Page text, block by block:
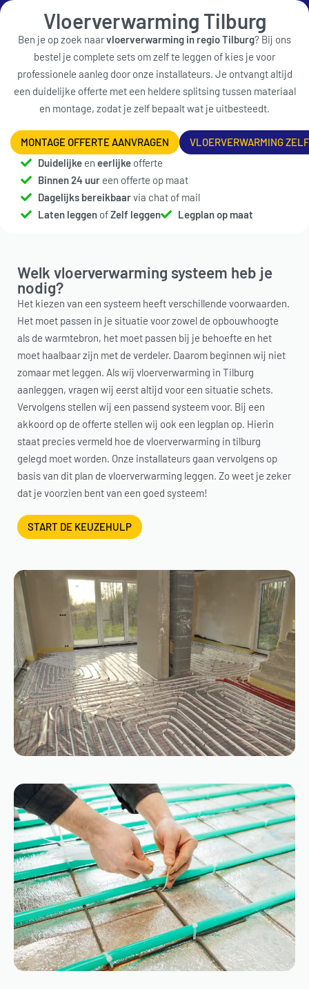
Vloerverwarming Tilburg
Ben je op zoek naarvloerverwarming in regio Tilburg? Bij ons
bestel je complete sets om zelf te leggen of kies je voor
professionele aanleg door onze installateurs. Je ontvangt altijd
een duidelijke offerte met een heldere splitsing tussen materiaal
en montage, zodat je zelf bepaalt wat je uitbesteedt.
MONTAGE OFFERTE AANVRAGEN
VLOERVERWARMING
Duidelijke en eerlijke offerte
Binnen 24 uur een offerte op maat
Dagelijks bereikbaarvia chat of mail
Laten leggen ofZelf leggen Legplan op maat
Welk vloerverwarming systeem heb je
nodig?
Het kiezen van een systeem heeft verschillende voorwaarden.
Het moet passen in je situatie voor zowel de opbouwhoogte
als de warmtebron, het moet passen bij je behoefte en het
moet haalbaar zijn met de verdeler. Daarom beginnen wij niet
zomaar met leggen. Als wij vloerverwarming in Tilburg
aanleggen, vragen wij eerst altijd voor een situatie schets.
Vervolgens stellen wij een passend systeem voor. Bij een
akkoord op de offerte stellen wij ook een legplan op. Hierin
staat precies vermeld hoe de vloerverwarming in tilburg
gelegd moet worden. Onze installateurs gaan vervolgens op
basis van dit plan de vloerverwarming leggen. Zo weet je zeker
dat je voorzien bent van een goed systeem!
START DE KEUZEHULP